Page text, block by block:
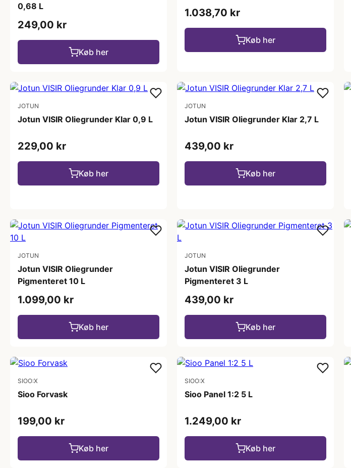
0,68 L
249,00 kr
Køb her
1.038,70 kr
Køb her
JOTUN
Jotun VISIR Oliegrunder Klar 0,9 L
229,00 kr
Køb her
JOTUN
Jotun VISIR Oliegrunder Klar 2,7 L
439,00 kr
Køb her
JOTUN
Jotun VISIR Oliegrunder
Pigmenteret 10 L
1.099,00 kr
Køb her
JOTUN
Jotun VISIR Oliegrunder
Pigmenteret 3 L
439,00 kr
Køb her
SIOO:X
Sioo Forvask
199,00 kr
Køb her
SIOO:X
Sioo Panel 1:2 5 L
1.249,00 kr
Køb her